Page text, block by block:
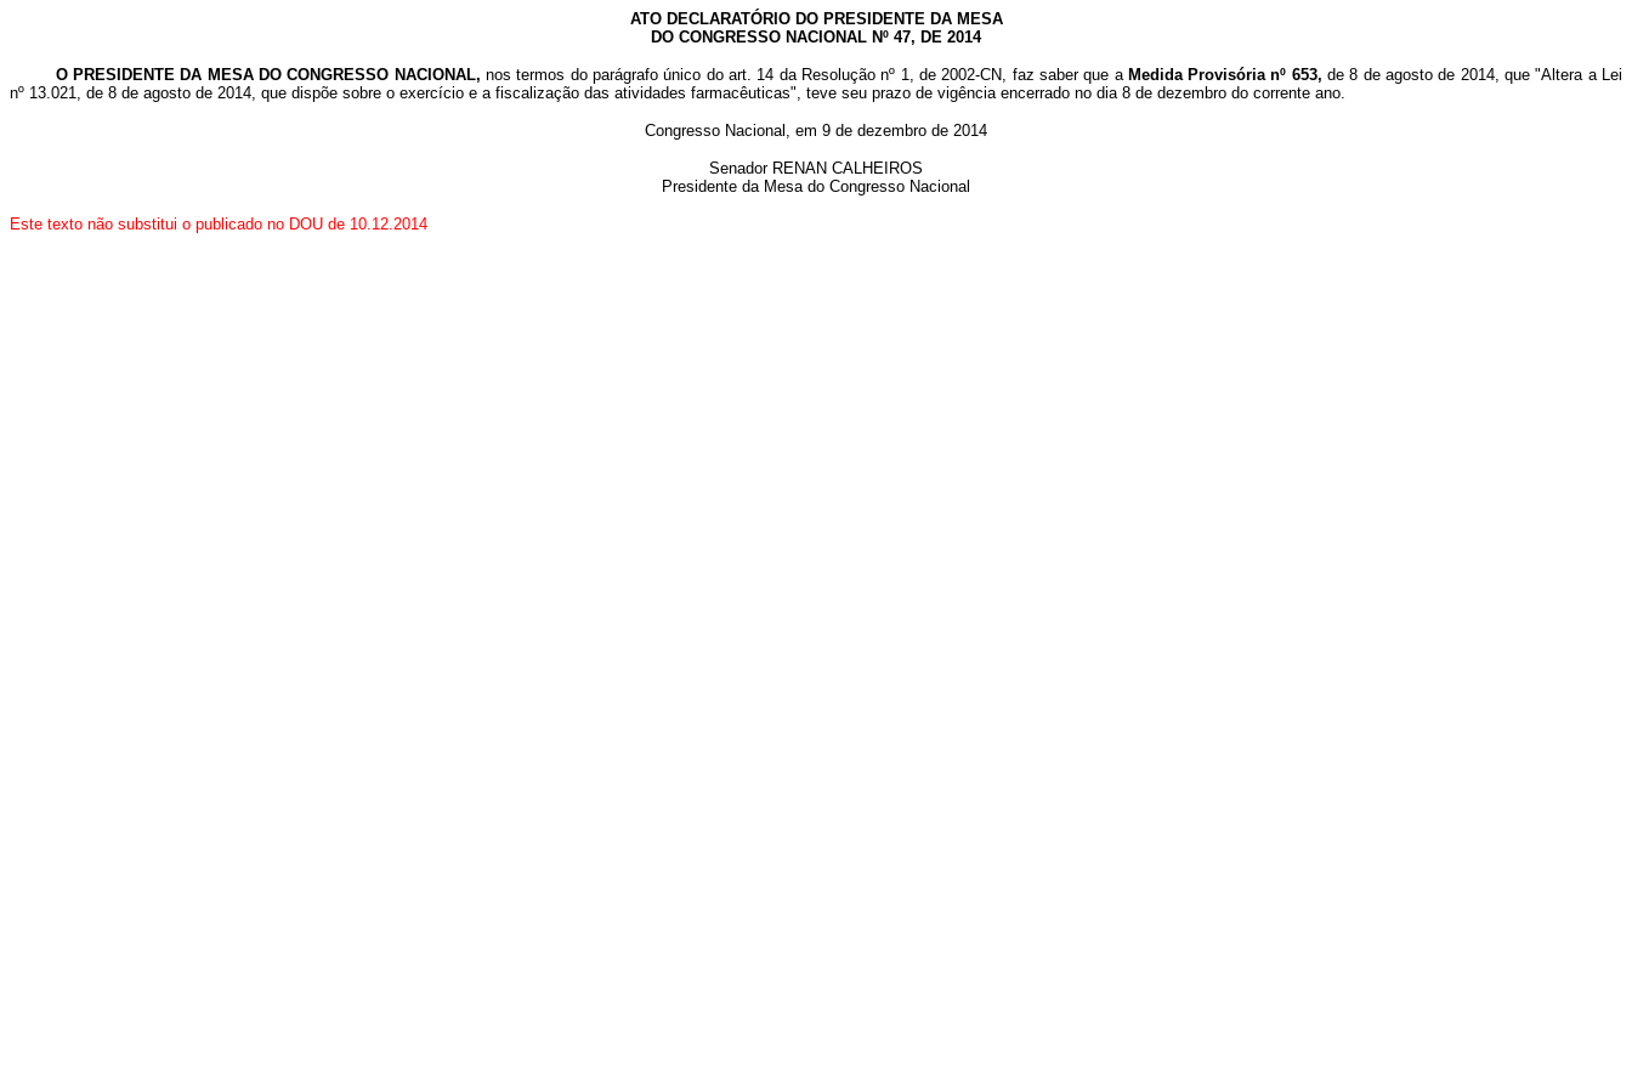
ATO DECLARATÓRIO DO PRESIDENTE DA MESA
DO CONGRESSO NACIONAL Nº 47, DE 2014
O PRESIDENTE DA MESA DO CONGRESSO NACIONAL,nos termos do parágrafo único do art. 14 da Resolução nº 1, de 2002-CN, faz saber que a Medida Provisória nº 653,de 8 de agosto de 2014, que "Altera a Lei
nº 13.021, de 8 de agosto de 2014, que dispõe sobre o exercício e a fiscalização das atividades farmacêuticas", teve seu prazo de vigência encerrado no dia 8 de dezembro do corrente ano.
Congresso Nacional, em 9 de dezembro de 2014
Senador RENAN CALHEIROS
Presidente da Mesa do Congresso Nacional
Este texto não substitui o publicado no DOU de 10.12.2014